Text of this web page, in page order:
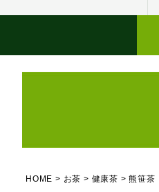
HOME お茶 健康茶 熊笹茶